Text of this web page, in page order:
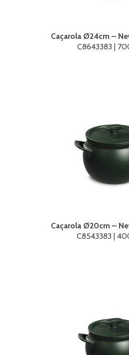
Caçarola Ø24cm –
C8643383 |
Caçarola Ø20cm –
C8543383 |